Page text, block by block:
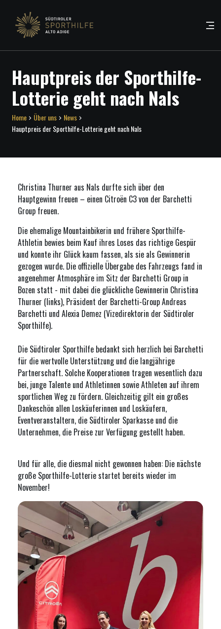
Hauptpreis der Sporthilfe-
Lotterie geht nach Nals
Home Über uns
News
Hauptpreis der Sporthilfe-Lotterie geht nach Nals
Christina Thurner aus Nals durfte sich über den
Hauptgewinn freuen – einen Citroën C3 von der Barchetti
Group freuen.
Die ehemalige Mountainbikerin und frühere Sporthilfe-
Athletin bewies beim Kauf ihres Loses das richtige Gespür
und konnte ihr Glück kaum fassen, als sie als Gewinnerin
gezogen wurde. Die offizielle Übergabe des Fahrzeugs fand in
angenehmer Atmosphäre im Sitz der Barchetti Group in
Bozen statt - mit dabei die glückliche Gewinnerin Christina
Thurner (links), Präsident der Barchetti-Group Andreas
Barchetti und Alexia Demez (Vizedirektorin der Südtiroler
Sporthilfe).
Die Südtiroler Sporthilfe bedankt sich herzlich bei Barchetti
für die wertvolle Unterstützung und die langjährige
Partnerschaft. Solche Kooperationen tragen wesentlich dazu
bei, junge Talente und Athletinnen sowie Athleten auf ihrem
sportlichen Weg zu fördern. Gleichzeitig gilt ein großes
Dankeschön allen Loskäuferinnen und Loskäufern,
Eventveranstaltern, die Südtiroler Sparkasse und die
Unternehmen, die Preise zur Verfügung gestellt haben.
Und für alle, die diesmal nicht gewonnen haben: Die nächste
große Sporthilfe-Lotterie startet bereits wieder im
November!